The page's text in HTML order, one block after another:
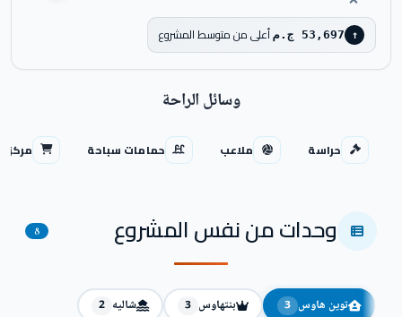
↑ 53,697 ج.م أعلى من متوسط المشروع
وسائل الراحة
حراسة ملاعب حمامات سباحة مركز
وحدات من نفس المشروع 8
توين هاوس 3 بنتهاوس 3 شاليه 2